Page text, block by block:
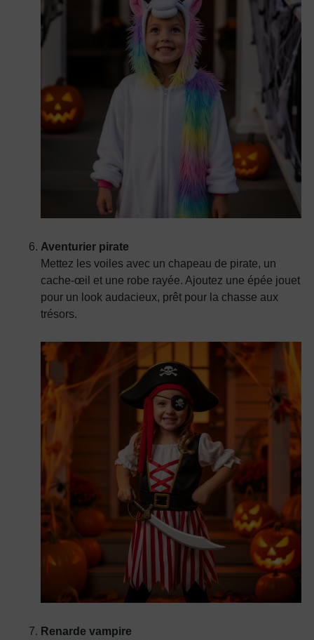
Aventurier pirate
Mettez les voiles avec un chapeau de pirate, un
cache-œil et une robe rayée. Ajoutez une épée jouet
pour un look audacieux, prêt pour la chasse aux
trésors.
Renarde vampire